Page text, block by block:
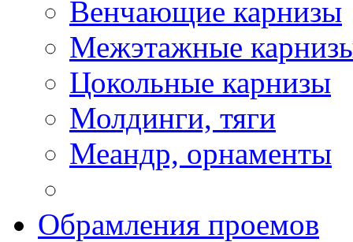
Венчающие карнизы
Межэтажные
Цокольные карнизы
Молдинги, тяги
Меандр, орнаменты
Обрамления проемов